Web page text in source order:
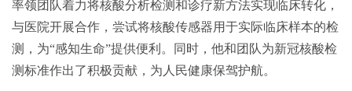
率领团队着力将核酸分析检测和诊疗新方法实现临床转化，
与医院开展合作，尝试将核酸传感器用于实际临床样本的检
测，为“感知生命”提供便利。同时，他和团队为新冠核酸检
测标准作出了积极贡献，为人民健康保驾护航。